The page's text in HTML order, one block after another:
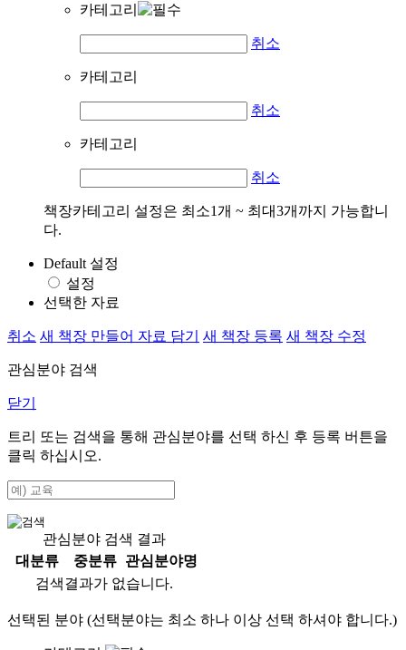
카테고리
취소
카테고리
취소
카테고리
취소
책장카테고리 설정은 최소1개 ~ 최대3개까지 가능합니
다.
Default 설정
설정
선택한 자료
취소 새 책장 만들어 자료 담기 새 책장 등록 새 책장 수정
관심분야 검색
닫기
트리 또는 검색을 통해 관심분야를 선택 하신 후 등록 버튼을
클릭 하십시오.
관심분야 검색 결과
대분류
중분류
관심분야명
검색결과가 없습니다.
선택된 분야 (선택분야는 최소 하나 이상 선택 하셔야 합니다.)